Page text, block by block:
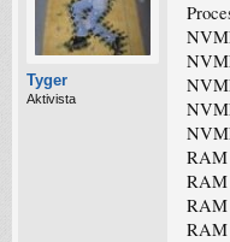
Tyger
Aktivista
RAM
RAM
RAM
RAM